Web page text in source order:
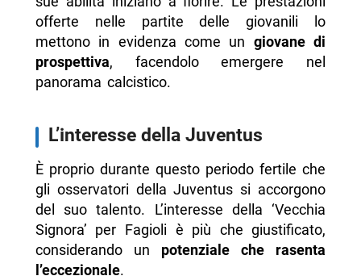
offerte nelle partite delle giovanili lo
mettono in evidenza come un giovane di
prospettiva, facendolo emergere nel
panorama calcistico.
L’interesse della Juventus
È proprio durante questo periodo fertile che
gli osservatori della Juventus si accorgono
del suo talento. L’interesse della ‘Vecchia
Signora’ per Fagioli è più che giustificato,
considerando un potenziale che rasenta
l’eccezionale.